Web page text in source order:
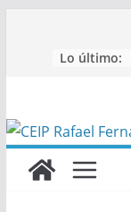
Lo último: